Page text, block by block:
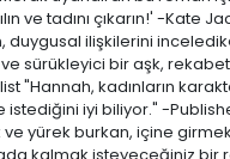
ve tadını çıkarın!' -Kate
ilişkilerini
sürükleyici bir aşk,
"Hannah, kadınların
istediğini iyi biliyor." -
yürek burkan, içine